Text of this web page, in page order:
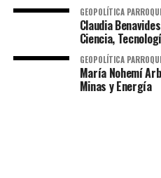
GEOPOLÍTICA
Claudia
Ciencia,
GEOPOLÍTICA
María Nohemí
Minas y Energía